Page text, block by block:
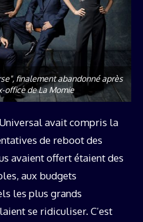
", finalement abandonné après
office de La Momie
avait compris la
de reboot des
avaient offert étaient des
aux budgets
les plus grands
se ridiculiser. C’est